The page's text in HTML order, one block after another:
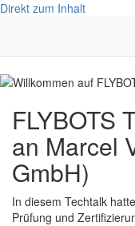
Direkt zum Inhalt
FLYBOTS
an Marcel
GmbH)
In diesem Techtalk
Prüfung und